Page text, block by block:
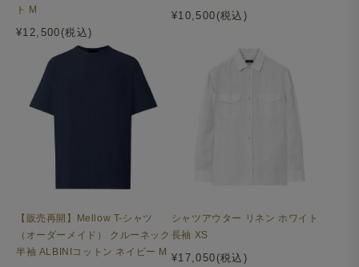
ト M
¥12,500(税込)
¥10,500(税込)
【販売再開】Mellow T-シャツ
（オーダーメイド） クルーネック
半袖 ALBINIコットン ネイビー M
シャツアウター リネン ホワイト
長袖 XS
¥17,050(税込)